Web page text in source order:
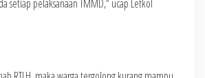
setiap pelaksanaan TMMD,” ucap Letkol